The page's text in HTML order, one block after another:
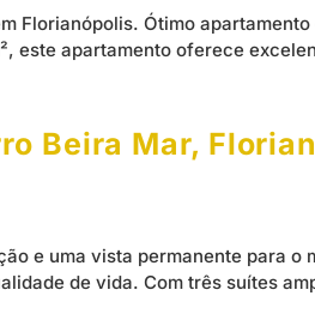
Florianópolis. Ótimo
este apartamento oferece
Beira Mar,
e uma vista permanente para o
de vida. Com três suítes